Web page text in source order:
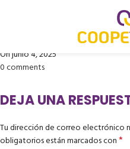
OPTICENTRO
Coopetexas
On junio 4, 2025
0comments
DEJA UNA
Tu dirección de correo electrónico
obligatorios están marcados con*